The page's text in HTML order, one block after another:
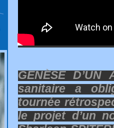
GENÈSE
sanitaire a
tournée
le projet d’un